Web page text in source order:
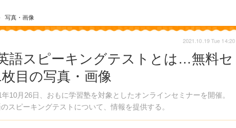
写真・画像
語スピーキングテストとは…無料セ
目の写真・画像
10月26日、おもに学習塾を対象としたオンラインセミナーを開催。
スピーキングテストについて、情報を提供する。
2021.10.19 Tue 14:20